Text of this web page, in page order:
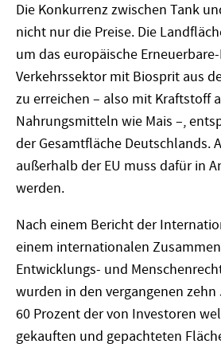
Die Konkurrenz zwischen Tank
nicht nur die Preise. Die
um das europäische
Verkehrssektor mit Biosprit aus
zu erreichen – also mit Kraftstoff
Nahrungsmitteln wie Mais –,
der Gesamtfläche Deutschlands.
außerhalb der EU muss dafür in
werden.
Nach einem Bericht der
einem internationalen
Entwicklungs- und
wurden in den vergangenen
60 Prozent der von Investoren
gekauften und gepachteten